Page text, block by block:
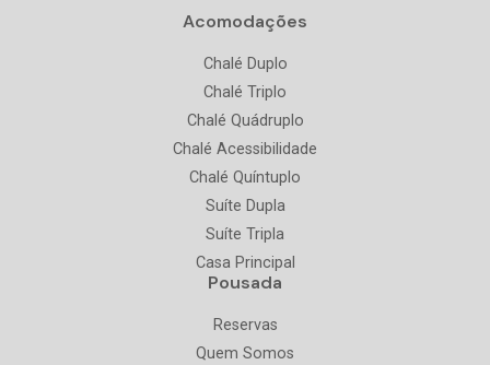
Acomodações
Chalé Duplo
Chalé Triplo
Chalé Quádruplo
Chalé Acessibilidade
Chalé Quíntuplo
Suíte Dupla
Suíte Tripla
Casa Principal
Pousada
Reservas
Quem Somos